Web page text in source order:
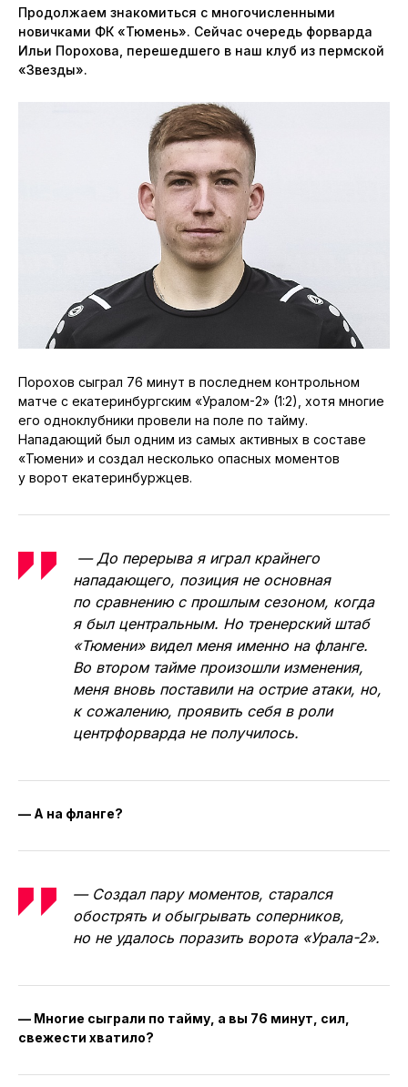
Продолжаем знакомиться с многочисленными
новичками ФК «Тюмень». Сейчас очередь форварда
Ильи Порохова, перешедшего в наш клуб из пермской
«Звезды».
Порохов сыграл 76 минут в последнем контрольном
матче с екатеринбургским «Уралом-2» (1:2), хотя многие
его одноклубники провели на поле по тайму.
Нападающий был одним из самых активных в составе
«Тюмени» и создал несколько опасных моментов
у ворот екатеринбуржцев.
— До перерыва я играл крайнего
нападающего, позиция не основная
по сравнению с прошлым сезоном, когда
я был центральным. Но тренерский штаб
«Тюмени» видел меня именно на фланге.
Во втором тайме произошли изменения,
меня вновь поставили на острие атаки, но,
к сожалению, проявить себя в роли
центрфорварда не получилось.
— А на фланге?
— Создал пару моментов, старался
обострять и обыгрывать соперников,
но не удалось поразить ворота «Урала-2».
— Многие сыграли по тайму, а вы 76 минут, сил,
свежести хватило?